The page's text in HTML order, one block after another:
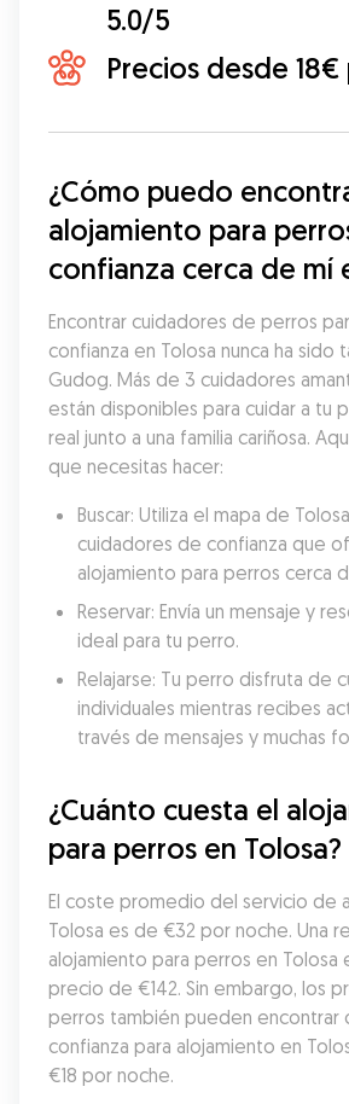
5.0/5
Precios desde
¿Cómo puedo
alojamiento para
confianza cerca de mí
Encontrar cuidadores de perros
confianza en Tolosa nunca ha sido
Gudog. Más de 3 cuidadores
están disponibles para cuidar a tu
real junto a una familia cariñosa.
que necesitas hacer:
Buscar: Utiliza el mapa de
cuidadores de confianza que
alojamiento para perros cerca
Reservar: Envía un mensaje y
ideal para tu perro.
Relajarse: Tu perro disfruta de
individuales mientras recibes
través de mensajes y muchas
¿Cuánto cuesta el
para perros en Tolosa?
El coste promedio del servicio de
Tolosa es de €32 por noche. Una
alojamiento para perros en Tolosa
precio de €142. Sin embargo, los
perros también pueden encontrar
confianza para alojamiento en
€18 por noche.